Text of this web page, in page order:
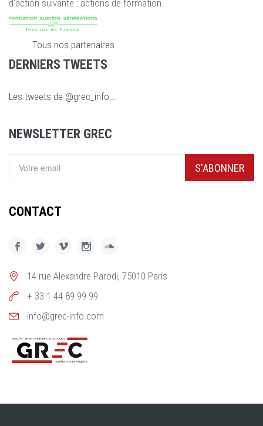
d'action suivante : actions de formation.
Tous nos partenaires
DERNIERS TWEETS
Les tweets de @grec_info...
NEWSLETTER GREC
S'ABONNER
CONTACT
14 rue Alexandre Parodi, 75010 Paris
+ 33 1 44 89 99 99
info@grec-info.com